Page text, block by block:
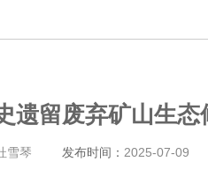
遗留废弃矿山生
雪琴 发布时间： 2025-07-09